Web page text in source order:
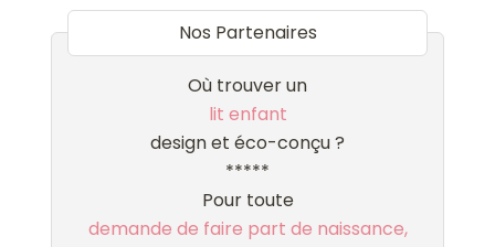
Nos Partenaires
Où trouver un
lit enfant
design et éco-conçu ?
*****
Pour toute
demande de faire part de naissance,